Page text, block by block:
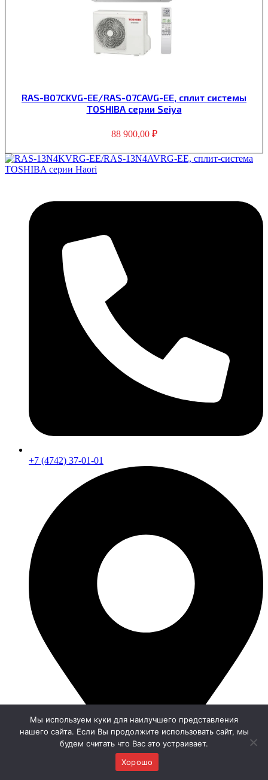
RAS-B07CKVG-EE/RAS-07CAVG-EE, сплит системы
TOSHIBA серии Seiya
88 900,00 ₽
+7 (4742) 37-01-01
Мы используем куки для наилучшего представления
нашего сайта. Если Вы продолжите использовать сайт, мы
будем считать что Вас это устраивает.
Хорошо